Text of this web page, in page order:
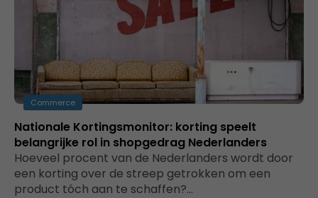
Commerce
Nationale Kortingsmonitor: korting speelt
belangrijke rol in shopgedrag Nederlanders
Hoeveel procent van de Nederlanders wordt door
een korting over de streep getrokken om een
product tóch aan te schaffen?…